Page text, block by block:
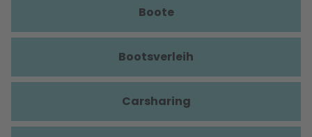
Boote
Bootsverleih
Carsharing